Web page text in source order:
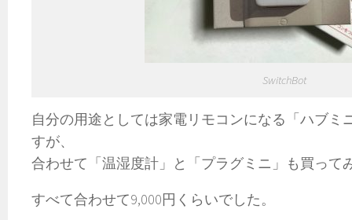
SwitchBot
自分の用途としては家電リモコンになる「ハブミ
すが、
合わせて「温湿度計」と「プラグミニ」も買って
すべて合わせて9,000円くらいでした。